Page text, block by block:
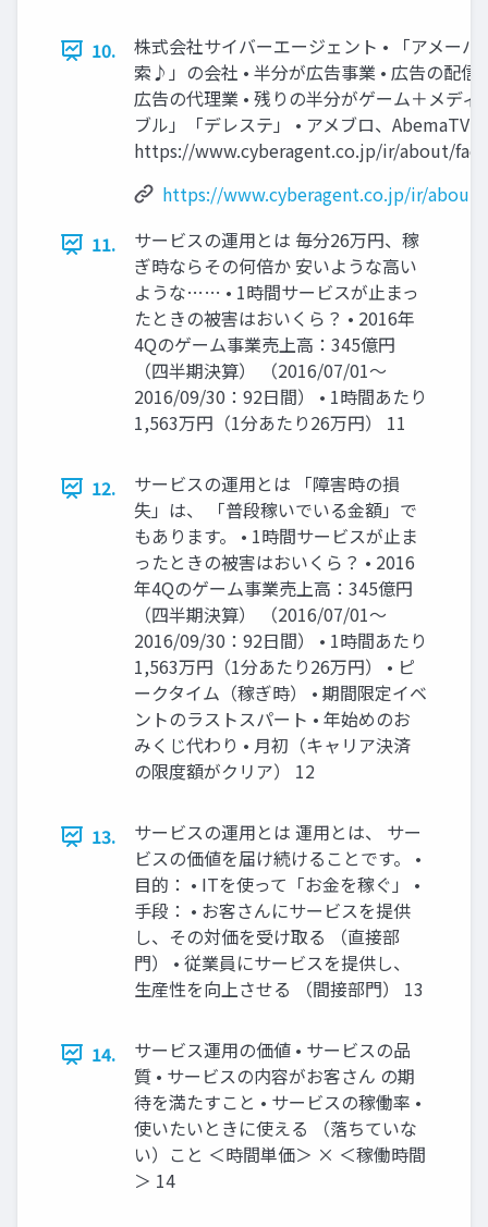
10.
株式会社サイバーエージェント • 「アメーバ
索♪」の会社 • 半分が広告事業 • 広告の配信
広告の代理業 • 残りの半分がゲーム＋メディ
ブル」「デレステ」 • アメブロ、AbemaTV
https://www.cyberagent.co.jp/ir/about/
https://www.cyberagent.co.jp/ir/
11.
サービスの運用とは 毎分26万円、稼
ぎ時ならその何倍か 安いような高い
ような…… • 1時間サービスが止まっ
たときの被害はおいくら？ • 2016年
4Qのゲーム事業売上高：345億円
（四半期決算） （2016/07/01～
2016/09/30：92日間） • 1時間あたり
1,563万円（1分あたり26万円） 11
12.
サービスの運用とは 「障害時の損
失」は、 「普段稼いでいる金額」で
もあります。 • 1時間サービスが止ま
ったときの被害はおいくら？ • 2016
年4Qのゲーム事業売上高：345億円
（四半期決算） （2016/07/01～
2016/09/30：92日間） • 1時間あたり
1,563万円（1分あたり26万円） • ピ
ークタイム（稼ぎ時） • 期間限定イベ
ントのラストスパート • 年始めのお
みくじ代わり • 月初（キャリア決済
の限度額がクリア） 12
13.
サービスの運用とは 運用とは、 サー
ビスの価値を届け続けることです。 •
目的： • ITを使って「お金を稼ぐ」 •
手段： • お客さんにサービスを提供
し、その対価を受け取る （直接部
門） • 従業員にサービスを提供し、
生産性を向上させる （間接部門） 13
14.
サービス運用の価値 • サービスの品
質 • サービスの内容がお客さん の期
待を満たすこと • サービスの稼働率 •
使いたいときに使える （落ちていな
い）こと ＜時間単価＞ × ＜稼働時間
＞ 14